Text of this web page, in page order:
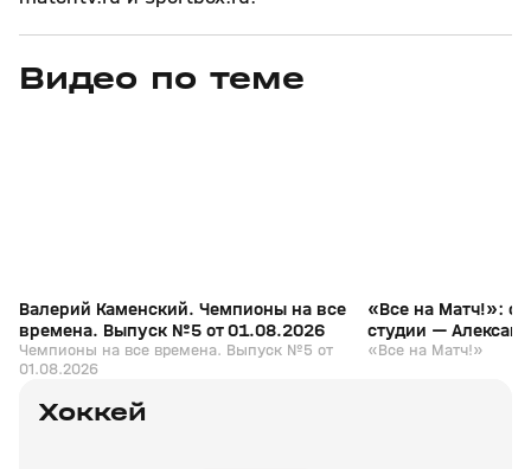
Видео по теме
01 авг, 10:11
Валерий Каменский. Чемпионы на все
времена. Выпуск №5 от 01.08.2026
Чемпионы на все времена. Выпуск №5 от
01.08.2026
«Все на Матч!»:
студии —
«Все на Матч!»
Хоккей